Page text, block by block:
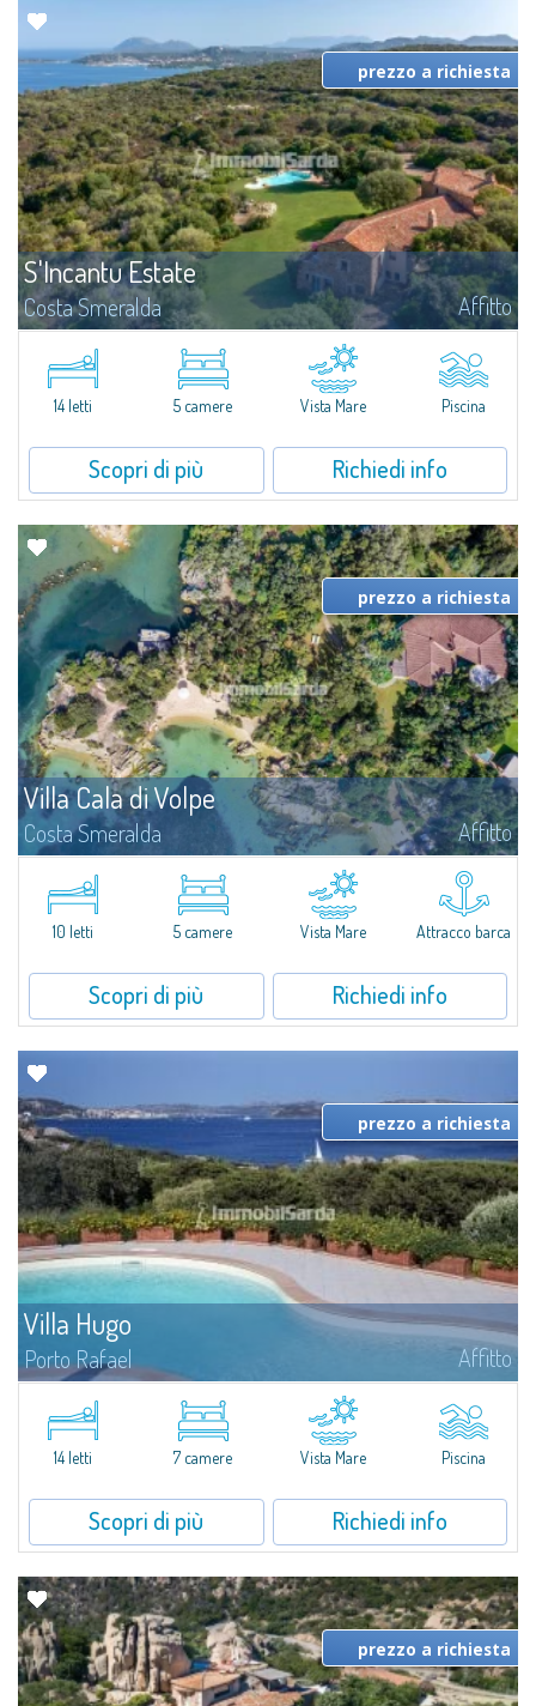
S'Incantu Estate
Costa Smeralda Affitto
S'Incantu Estate gode di una posizione privilegiata alle porte della Costa
Smeralda, ideale per chi desidera la comodità di una location strategia
senza rinunciare ad avere i migliori servizi sempre a portata di mano...
prezzo a richiesta
14 letti 5 camere Vista Mare Piscina
Scopri di più Richiedi info
Villa Cala di Volpe
Costa Smeralda Affitto
Vi diamo il benvenuto a Villa Cala di Volpe, straordinaria proprietà fronte
mare e vera e propria penisola privata di circa 6.000 metri quadrati lungo
le coste cristalline della prestigiosa Baia Cala di Volpe, a due...
prezzo a richiesta
10 letti 5 camere Vista Mare Attracco barca
Scopri di più Richiedi info
Villa Hugo
Porto Rafael Affitto
Nell'esclusiva e pittoresca località di Porto Rafael, sorge Villa Hugo, una
delle più ampie ville di Porto Rafael, affascinante proprietà caratterizzata da
un'invidiabile posizione panoramica...
prezzo a richiesta
14 letti 7 camere Vista Mare Piscina
Scopri di più Richiedi info
prezzo a richiesta